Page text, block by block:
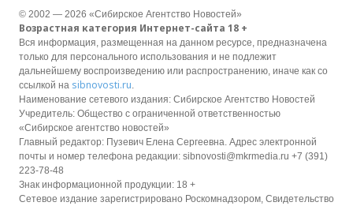
© 2002 — 2026 «Сибирское Агентство Новостей»
Возрастная категория Интернет-сайта 18 +
Вся информация, размещенная на данном ресурсе, предназначена
только для персонального использования и не подлежит
дальнейшему воспроизведению или распространению, иначе как со
ссылкой на sibnovosti.ru.
Наименование сетевого издания: Сибирское Агентство Новостей
Учредитель: Общество с ограниченной ответственностью
«Сибирское агентство новостей»
Главный редактор: Пузевич Елена Сергеевна. Адрес электронной
почты и номер телефона редакции: sibnovosti@mkrmedia.ru +7 (391)
223-78-48
Знак информационной продукции: 18 +
Сетевое издание зарегистрировано Роскомнадзором, Свидетельство